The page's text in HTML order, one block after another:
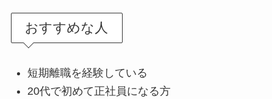
おすすめな人
短期離職を経験している
20代で初めて正社員になる方